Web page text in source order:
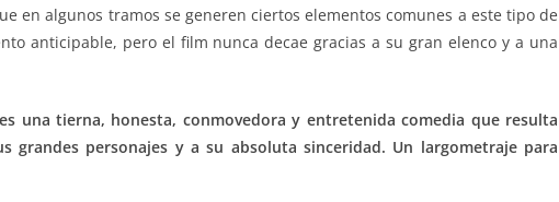
en algunos tramos se generen ciertos elementos comunes a este tipo de
anticipable, pero el film nunca decae gracias a su gran elenco y a una
una tierna, honesta, conmovedora y entretenida comedia que resulta
grandes personajes y a su absoluta sinceridad. Un largometraje para